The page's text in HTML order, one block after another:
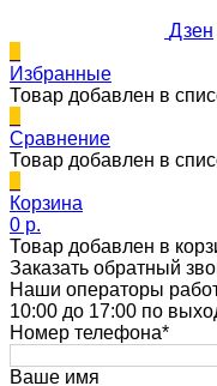
Дзен
Избранные
Товар добавлен в
Сравнение
Товар добавлен в
Корзина
0 p.
Товар добавлен в
Заказать обратный
Наши операторы
10:00 до 17:00 по
Номер телефона*
Ваше имя